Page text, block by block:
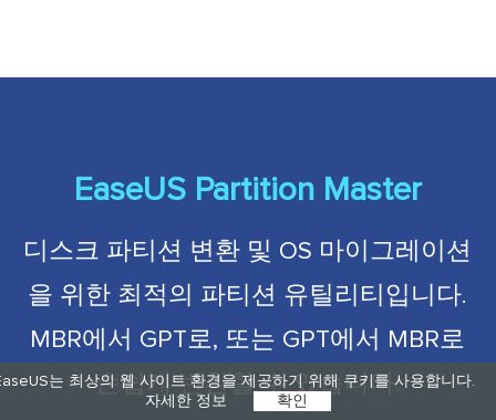
는 최상의 웹 사이트 환경을 제공하기 위해 쿠키를 사용합니다.
자세한 정보
확인
EaseUS Partition Master
디스크 파티션 변환 및 OS 마이그레이션
을 위한 최적의 파티션 유틸리티입니다.
MBR에서 GPT로, 또는 GPT에서 MBR로
손쉽게 변환할 수 있습니다.